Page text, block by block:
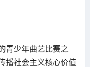
青少年曲艺比赛之
播社会主义核心价值